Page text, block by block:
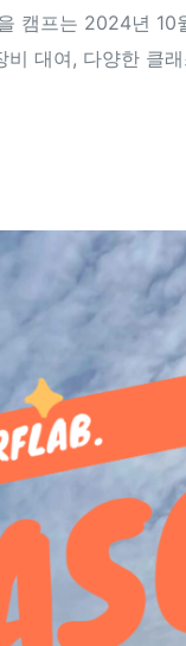
캠프는 2024년
대여, 다양한 클